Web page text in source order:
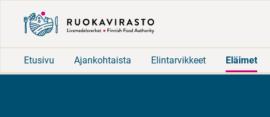
Etusivu Ajankohtaista Elintarvikkeet Eläimet